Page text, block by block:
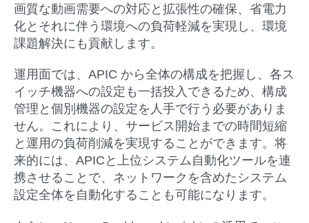
画質な動画需要への対応と拡張性の確保、省電力
化とそれに伴う環境への負荷軽減を実現し、環境
課題解決にも貢献します。
運用面では、APIC から全体の構成を把握し、各ス
イッチ機器への設定も一括投入できるため、構成
管理と個別機器の設定を人手で行う必要がありま
せん。これにより、サービス開始までの時間短縮
と運用の負荷削減を実現することができます。将
来的には、APICと上位システム自動化ツールを連
携させることで、ネットワークを含めたシステム
設定全体を自動化することも可能になります。